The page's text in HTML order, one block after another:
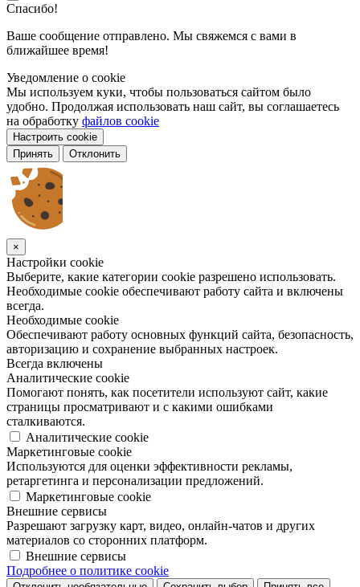
Спасибо!
Ваше сообщение отправлено. Мы свяжемся с вами в
ближайшее время!
Уведомление о cookie
Мы используем куки, чтобы пользоваться сайтом было
удобно. Продолжая использовать наш сайт, вы соглашаетесь
на обработку файлов cookie
Настроить cookie
Принять
Отклонить
×
Настройки cookie
Выберите, какие категории cookie разрешено использовать.
Необходимые cookie обеспечивают работу сайта и включены
всегда.
Необходимые cookie
Обеспечивают работу основных функций сайта, безопасность,
авторизацию и сохранение выбранных настроек.
Всегда включены
Аналитические cookie
Помогают понять, как посетители используют сайт, какие
страницы просматривают и с какими ошибками
сталкиваются.
Аналитические cookie
Маркетинговые cookie
Используются для оценки эффективности рекламы,
ретаргетинга и персонализации предложений.
Маркетинговые cookie
Внешние сервисы
Разрешают загрузку карт, видео, онлайн-чатов и других
материалов со сторонних платформ.
Внешние сервисы
Подробнее о политике cookie